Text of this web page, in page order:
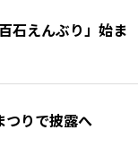
石えんぶり」始ま
りで披露へ